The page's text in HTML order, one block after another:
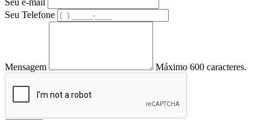
Seu Telefone
Mensagem Máximo 600 caracteres.